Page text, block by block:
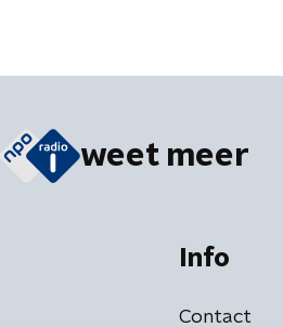
weet meer
Info
Contact